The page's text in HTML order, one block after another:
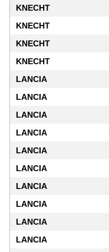
KNECHT
KNECHT
KNECHT
KNECHT
LANCIA
LANCIA
LANCIA
LANCIA
LANCIA
LANCIA
LANCIA
LANCIA
LANCIA
LANCIA